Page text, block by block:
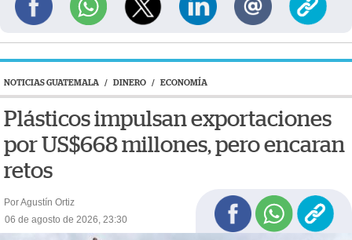
NOTICIAS GUATEMALA / DINERO / ECONOMÍA
Plásticos impulsan exportaciones
por US$668 millones, pero encaran
retos
Por Agustín Ortiz
06 de agosto de 2026, 23:30